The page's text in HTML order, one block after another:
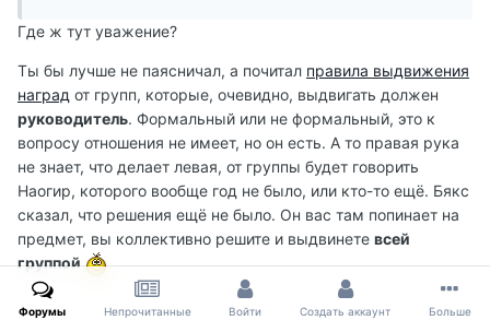
Где ж тут уважение?
Ты бы лучше не паясничал, а почитал правила выдвижения
наград от групп, которые, очевидно, выдвигать должен
руководитель. Формальный или не формальный, это к
вопросу отношения не имеет, но он есть. А то правая рука
не знает, что делает левая, от группы будет говорить
Наогир, которого вообще год не было, или кто-то ещё. Бякс
сказал, что решения ещё не было. Он вас там попинает на
предмет, вы коллективно решите и выдвинете всей
группой
Форумы Непрочитанные Войти Создать аккаунт Больше